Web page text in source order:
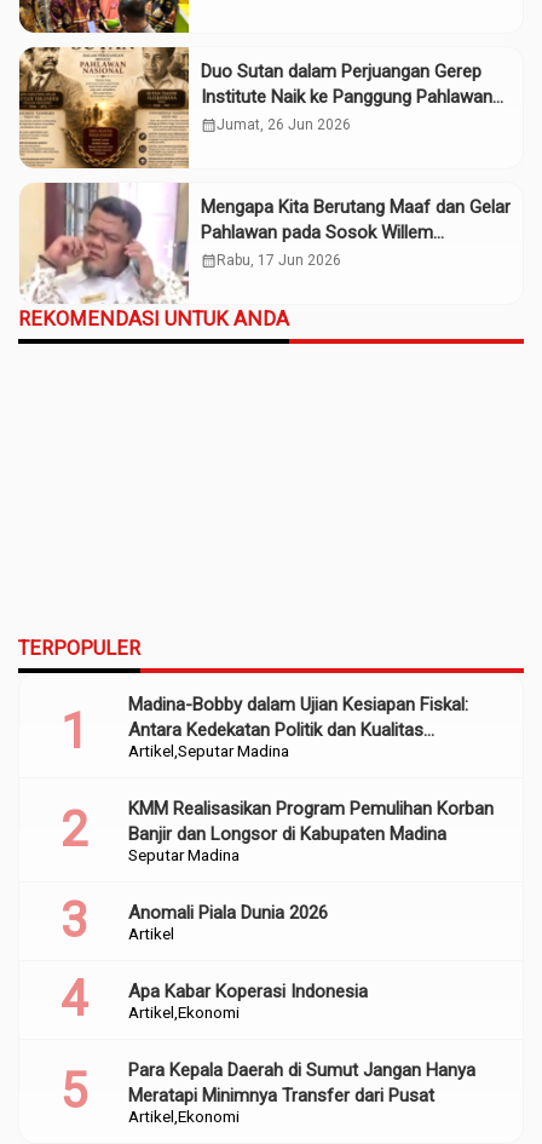
Duo Sutan dalam Perjuangan Gerep
Institute Naik ke Panggung Pahlawan
Nasional
calendar_monthJumat, 26 Jun 2026
Mengapa Kita Berutang Maaf dan Gelar
Pahlawan pada Sosok Willem
Iskander?
calendar_month Rabu, 17 Jun 2026
REKOMENDASI UNTUK ANDA
TERPOPULER
Artikel Seputar Madina
Madina-Bobby dalam Ujian Kesiapan Fiskal:
Antara Kedekatan Politik dan Kualitas
Perencanaan
Seputar Madina
KMM Realisasikan Program Pemulihan Korban
Banjir dan Longsor di Kabupaten Madina
Artikel
Anomali Piala Dunia 2026
Artikel Ekonomi
Apa Kabar Koperasi Indonesia
Artikel Ekonomi
Para Kepala Daerah di Sumut Jangan Hanya
Meratapi Minimnya Transfer dari Pusat